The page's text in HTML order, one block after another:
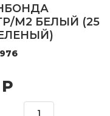
М2 БЕЛЫЙ (25
Р